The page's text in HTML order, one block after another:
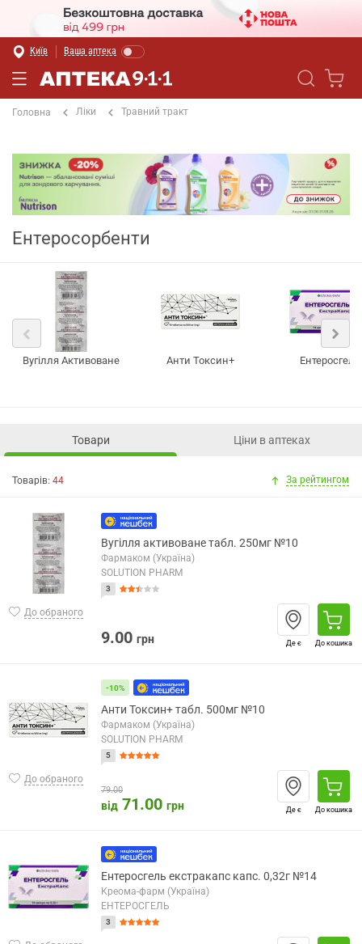
Київ Ваша аптека
Головна Ліки Травний тракт
Ентеросорбенти
Вугілля Активоване Анти Токсин+ Ентеросгель
Товари Ціни в аптеках
Товарів: 44 За рейтингом
До обраного
Вугілля активоване табл. 250мг №10
Фармаком (Україна)
SOLUTION PHARM
3
9.00 грн Де є До кошика
До обраного
-10%
Анти Токсин+ табл. 500мг №10
Фармаком (Україна)
SOLUTION PHARM
5
79.00
від 71.00 грн Де є До кошика
Ентеросгель екстракапс капс. 0,32г №14
Креома-фарм (Україна)
ЕНТЕРОСГЕЛЬ
3